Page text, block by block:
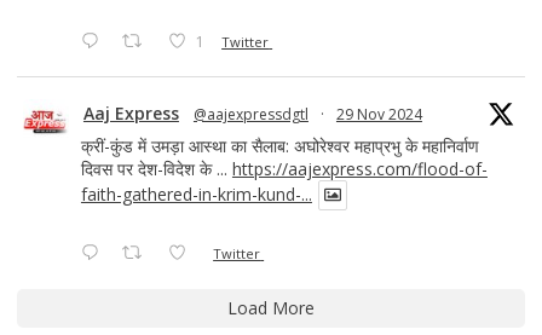
1 Twitter
Aaj Express @aajexpressdgtl · 29 Nov 2024
क्रीं-कुंड में उमड़ा आस्था का सैलाब: अघोरेश्वर महाप्रभु के महानिर्वाण
दिवस पर देश-विदेश के ... https://aajexpress.com/flood-of-
faith-gathered-in-krim-kund-...
Twitter
Load More